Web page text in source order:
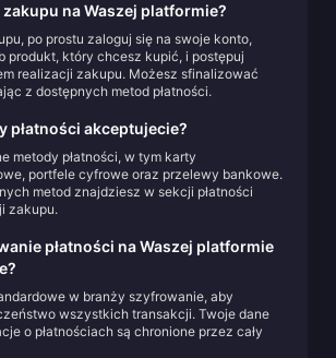
na Waszej platformie?
po prostu zaloguj się na swoje konto,
produkt, który chcesz kupić, i postępuj
realizacji zakupu. Możesz sfinalizować
z dostępnych metod płatności.
płatności akceptujecie?
metody płatności, w tym karty
portfele cyfrowe oraz przelewy bankowe.
metod znajdziesz w sekcji płatności
zakupu.
płatności na Waszej platformie
w branży szyfrowanie, aby
wszystkich transakcji. Twoje dane
o płatnościach są chronione przez cały